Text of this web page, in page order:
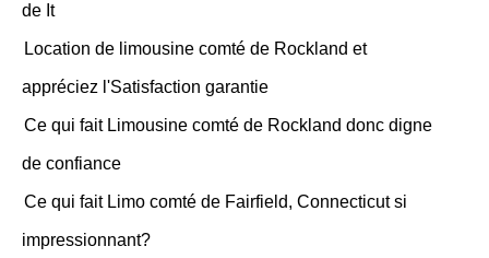
de It
Location de limousine comté de Rockland et
appréciez l'Satisfaction garantie
Ce qui fait Limousine comté de Rockland donc digne
de confiance
Ce qui fait Limo comté de Fairfield, Connecticut si
impressionnant?